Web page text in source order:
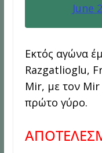
June
Εκτός αγώνα
Razgatlioglu,
Mir, με τον
πρώτο γύρο.